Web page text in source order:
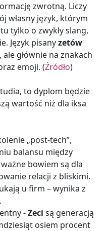
zwrotną. Liczy
własny język, którym
tylko o zwykły slang,
Język pisanyzetów
głównie na znakach
emoji. (Źródło)
to dyplom będzie
wartość niż dla iksa
„post-tech”,
balansu między
bowiem są dla
relacji z bliskimi.
u firm – wynika z
-Zeci są generacją
osiem procent